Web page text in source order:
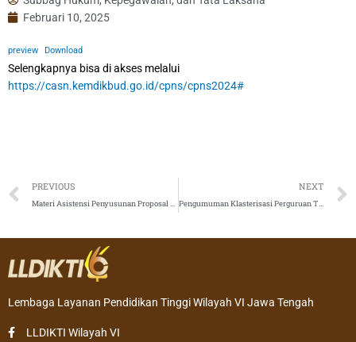
Februari 10, 2025
preview Download
Selengkapnya bisa di akses melalui
https://casn.kemdikbud.go.id/cpns/cpns2024#
Prev
PREVIOUS
Materi Asistensi Penyusunan Proposal PKM bagi Mahasiswa – Tanggal 5 & 6 Februari 2025
NEXT
Pengumuman Klasterisasi Perguruan Tinggi Penyelenggara Pendidikan Vokasi Tahun 2025
Lembaga Layanan Pendidikan Tinggi Wilayah VI Jawa Tengah
LLDIKTI Wilayah VI